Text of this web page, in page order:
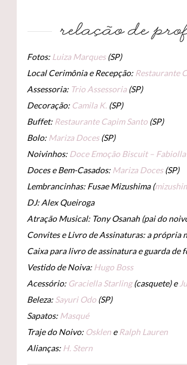
Fotos: Luiza Marques(SP)
Local Cerimônia e Recepção: Restaurante
Assessoria: Trio Assessoria(SP)
Decoração: Camila K. (SP)
Buffet: Restaurante Capim Santo (SP)
Bolo: Mariza Doces(SP)
Noivinhos: Doce Emoção Biscuit – Fabiolla
Doces e Bem-Casados: Mariza Doces(SP)
Lembrancinhas: Fusae Mizushima (
DJ: Alex Queiroga
Atração Musical: Tony Osanah (pai do
Convites e Livro de Assinaturas: a própria
Caixa para livro de assinatura e guarda de
Vestido de Noiva: Hugo Boss
Acessório: Graciella Starling(casquete) e
Beleza: Sayuri Odo (SP)
Sapatos: Masqué
Traje do Noivo: Osklen e Ralph Lauren
Alianças: H. Stern